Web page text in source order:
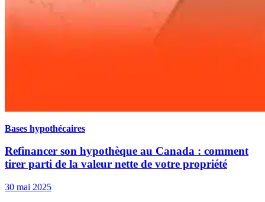
Bases hypothécaires
Refinancer son hypothèque au Canada : comment
tirer parti de la valeur nette de votre propriété
30 mai 2025